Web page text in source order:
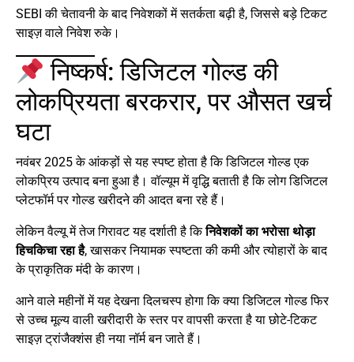
SEBI की चेतावनी के बाद निवेशकों में सतर्कता बढ़ी है, जिससे बड़े टिकट
साइज़ वाले निवेश रुके।
निष्कर्ष: डिजिटल गोल्ड की
लोकप्रियता बरकरार, पर औसत खर्च
घटा
नवंबर 2025 के आंकड़ों से यह स्पष्ट होता है कि डिजिटल गोल्ड एक
लोकप्रिय उत्पाद बना हुआ है। वॉल्यूम में वृद्धि बताती है कि लोग डिजिटल
प्लेटफॉर्म पर गोल्ड खरीदने की आदत बना रहे हैं।
लेकिन वैल्यू में तेज गिरावट यह दर्शाती है किनिवेशकों का भरोसा थोड़ा
हिचकिचा रहा है, खासकर नियामक स्पष्टता की कमी और त्योहारों के बाद
के प्राकृतिक मंदी के कारण।
आने वाले महीनों में यह देखना दिलचस्प होगा कि क्या डिजिटल गोल्ड फिर
से उच्च मूल्य वाली खरीदारी के स्तर पर वापसी करता है या छोटे-टिकट
साइज़ ट्रांजैक्शंस ही नया नॉर्म बन जाते हैं।